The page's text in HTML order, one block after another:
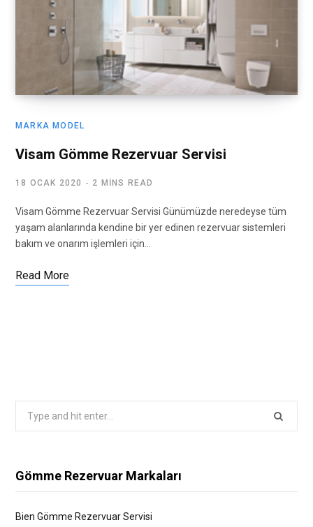
MARKA MODEL
Visam Gömme Rezervuar Servisi
18 OCAK 2020 2 MINS READ
Visam Gömme Rezervuar Servisi Günümüzde neredeyse tüm
yaşam alanlarında kendine bir yer edinen rezervuar sistemleri
bakım ve onarım işlemleri için…
Read More
Gömme Rezervuar Markaları
Bien Gömme Rezervuar Servisi